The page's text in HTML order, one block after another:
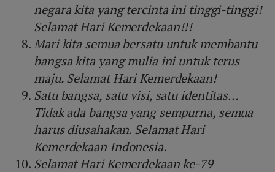
negara kita yang tercinta ini tinggi-tinggi!
Selamat Hari Kemerdekaan!!!
Mari kita semua bersatu untuk membantu
bangsa kita yang mulia ini untuk terus
maju. Selamat Hari Kemerdekaan!
Satu bangsa, satu visi, satu identitas...
Tidak ada bangsa yang sempurna, semua
harus diusahakan. Selamat Hari
Kemerdekaan Indonesia.
Selamat Hari Kemerdekaan ke-79